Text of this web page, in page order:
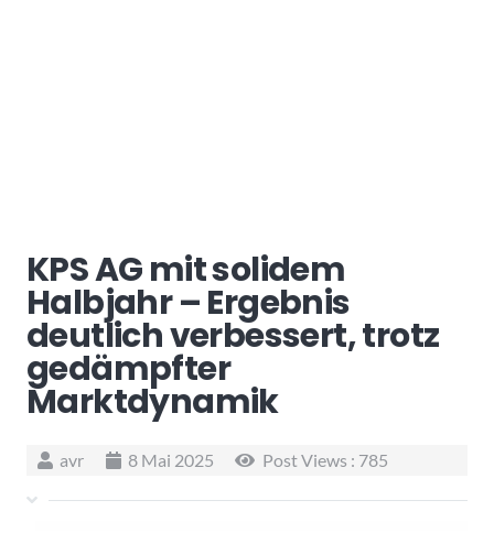
KPS AG mit solidem
Halbjahr – Ergebnis
deutlich verbessert, trotz
gedämpfter
Marktdynamik
avr 8 Mai 2025 Post Views : 785